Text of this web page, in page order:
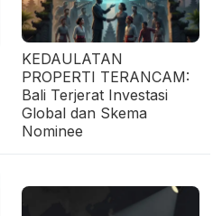
KEDAULATAN
PROPERTI TERANCAM:
Bali Terjerat Investasi
Global dan Skema
Nominee